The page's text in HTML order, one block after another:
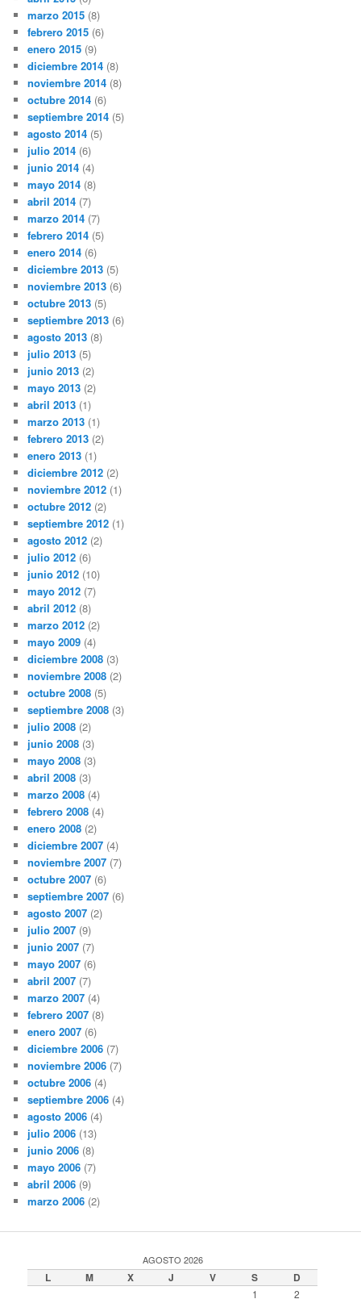
marzo 2015 (8)
febrero 2015 (6)
enero 2015 (9)
diciembre 2014 (8)
noviembre 2014 (8)
octubre 2014 (6)
septiembre 2014 (5)
agosto 2014 (5)
julio 2014 (6)
junio 2014 (4)
mayo 2014 (8)
abril 2014 (7)
marzo 2014 (7)
febrero 2014 (5)
enero 2014 (6)
diciembre 2013 (5)
noviembre 2013 (6)
octubre 2013 (5)
septiembre 2013 (6)
agosto 2013 (8)
julio 2013 (5)
junio 2013 (2)
mayo 2013 (2)
abril 2013 (1)
marzo 2013 (1)
febrero 2013 (2)
enero 2013 (1)
diciembre 2012 (2)
noviembre 2012 (1)
octubre 2012 (2)
septiembre 2012 (1)
agosto 2012 (2)
julio 2012 (6)
junio 2012 (10)
mayo 2012 (7)
abril 2012 (8)
marzo 2012 (2)
mayo 2009 (4)
diciembre 2008 (3)
noviembre 2008 (2)
octubre 2008 (5)
septiembre 2008 (3)
julio 2008 (2)
junio 2008 (3)
mayo 2008 (3)
abril 2008 (3)
marzo 2008 (4)
febrero 2008 (4)
enero 2008 (2)
diciembre 2007 (4)
noviembre 2007 (7)
octubre 2007 (6)
septiembre 2007 (6)
agosto 2007 (2)
julio 2007 (9)
junio 2007 (7)
mayo 2007 (6)
abril 2007 (7)
marzo 2007 (4)
febrero 2007 (8)
enero 2007 (6)
diciembre 2006 (7)
noviembre 2006 (7)
octubre 2006 (4)
septiembre 2006 (4)
agosto 2006 (4)
julio 2006 (13)
junio 2006 (8)
mayo 2006 (7)
abril 2006 (9)
marzo 2006 (2)
AGOSTO 2026
L M X J V S D
1 2